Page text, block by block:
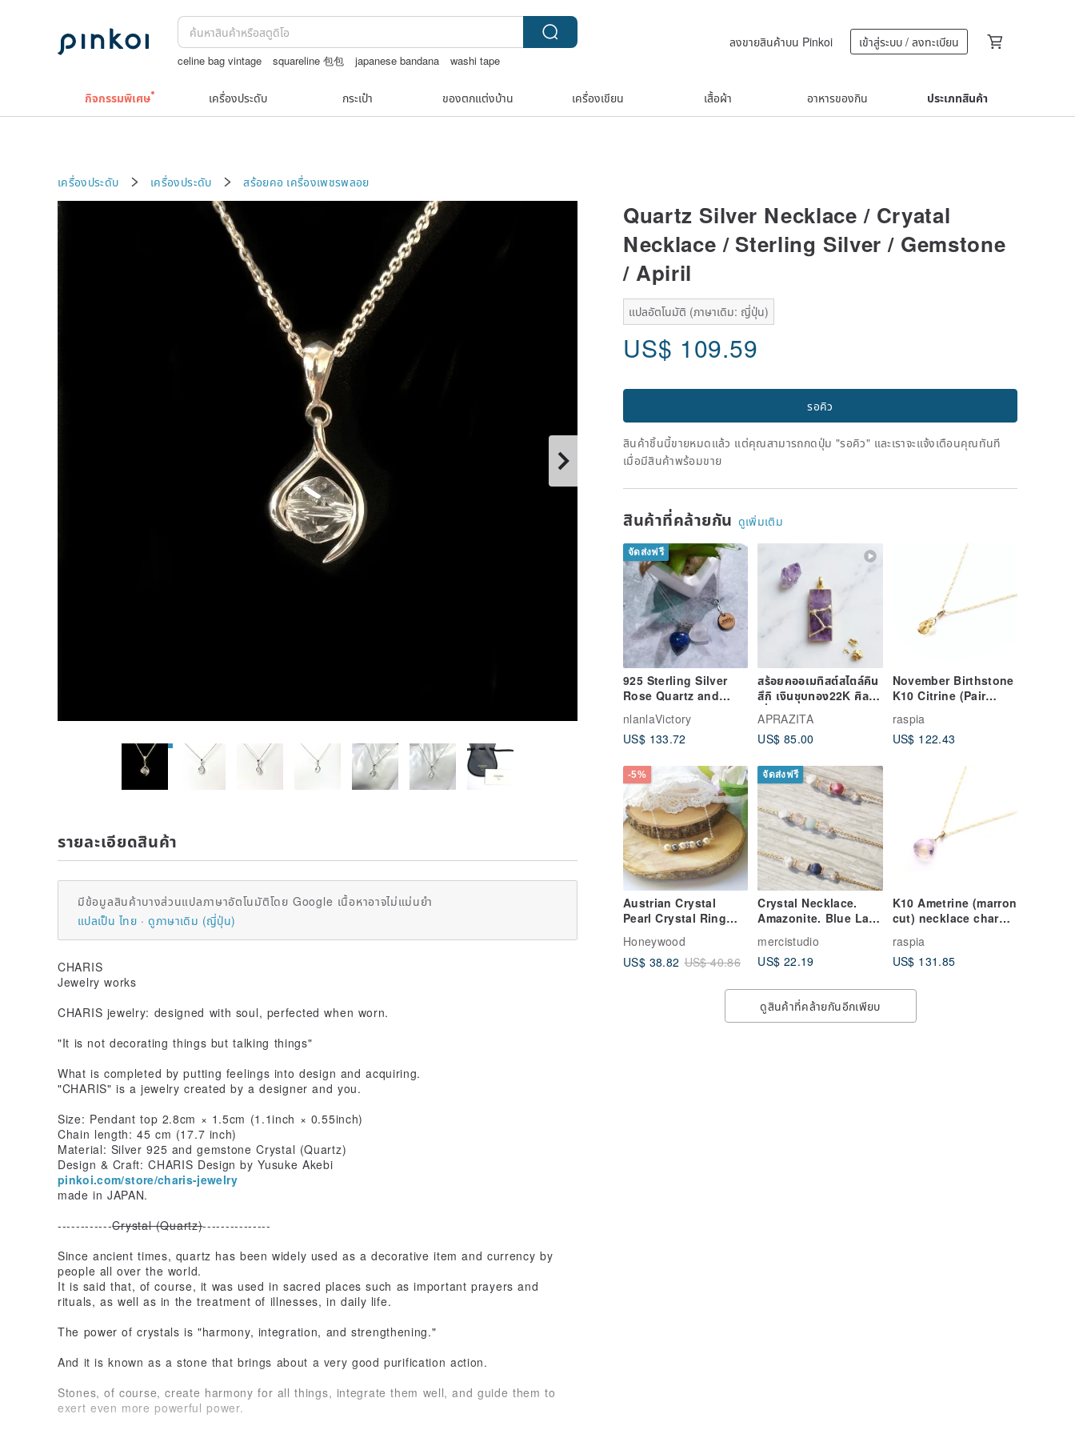
celine bag vintage squareline 包包 japanese bandana
washi tape
ลงขายสินค้าบน Pinkoi เข้าสู่ระบบ / ลงทะเบียน
กิจกรรมพิเศษ เครื่องประดับ กระเป๋า ของตกแต่งบ้าน เครื่องเขียน เสื้อผ้า อาหารของกิน ประเภทสินค้า
เครื่องประดับ เครื่องประดับ สร้อยคอ เครื่องเพชรพลอย
Quartz Silver Necklace / Cryatal
Necklace / Sterling Silver / Gemstone
/ Apiril
แปลอัตโนมัติ (ภาษาเดิม: ญี่ปุ่น)
US$ 109.59
รอคิว
สินค้าชิ้นนี้ขายหมดแล้ว แต่คุณสามารถกดปุ่ม "รอคิว" และเราจะแจ้งเตือนคุณทันที
เมื่อมีสินค้าพร้อมขาย
สินค้าที่คล้ายกัน ดูเพิ่มเติม
จัดส่งฟรี
925 Sterling Silver
Rose Quartz and
Lapis Lazuli
Necklace
nlanlaVictory
US$ 133.72
สร้อยคออเมทิสต์สไตล์คิน
สึกิ เงินชุบทอง22K ศิลปะ
ญี่ปุ่น
APRAZITA
US$ 85.00
November Birthstone
K10 Citrine (Pair
Charm ~ BOURGEON
~ (Chain set can be
raspia
US$ 122.43
-5%
Austrian Crystal
Pearl Crystal Ring
Necklace Gift
Customization
Honeywood
US$ 38.82 US$ 40.86
จัดส่งฟรี
Crystal Necklace.
Amazonite. Blue Lace
Rhodochrosite.
Turquoise. Rose
Necklace.
mercistudio
US$ 22.19
K10 Ametrine (marron
cut) necklace charm
set available)
raspia
US$ 131.85
ดูสินค้าที่คล้ายกันอีกเพียบ
รายละเอียดสินค้า
มีข้อมูลสินค้าบางส่วนแปลภาษาอัตโนมัติโดย Google เนื้อหาอาจไม่แม่นยำ
แปลเป็น ไทย
ดูภาษาเดิม (ญี่ปุ่น)
CHARIS
Jewelry works
CHARIS jewelry: designed with soul, perfected when worn.
"It is not decorating things but talking things"
What is completed by putting feelings into design and acquiring.
"CHARIS" is a jewelry created by a designer and you.
Size: Pendant top 2.8cm × 1.5cm (1.1inch × 0.55inch)
Chain length: 45 cm (17.7 inch)
Material: Silver 925 and gemstone Crystal (Quartz)
Design & Craft: CHARIS Design by Yusuke Akebi
pinkoi.com/store/charis-jewelry
made in JAPAN.
------------Crystal (Quartz)---------------
Since ancient times, quartz has been widely used as a decorative item and currency by
people all over the world.
It is said that, of course, it was used in sacred places such as important prayers and
rituals, as well as in the treatment of illnesses, in daily life.
The power of crystals is "harmony, integration, and strengthening."
And it is known as a stone that brings about a very good purification action.
Stones, of course, create harmony for all things, integrate them well, and guide them to
exert even more powerful power.